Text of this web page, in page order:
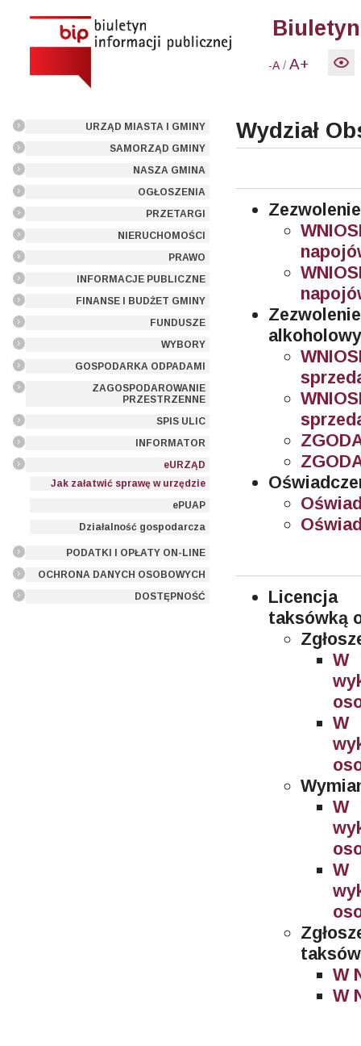
-A /A+
URZĄD MIASTA I GMINY
SAMORZĄD GMINY
NASZA GMINA
OGŁOSZENIA
PRZETARGI
NIERUCHOMOŚCI
PRAWO
INFORMACJE PUBLICZNE
FINANSE I BUDŻET GMINY
FUNDUSZE
WYBORY
GOSPODARKA ODPADAMI
ZAGOSPODAROWANIE
PRZESTRZENNE
SPIS ULIC
INFORMATOR
eURZĄD
Jak załatwić sprawę w urzędzie
ePUAP
Działalność gospodarcza
PODATKI I OPŁATY ON-LINE
OCHRONA DANYCH OSOBOWYCH
DOSTĘPNOŚĆ
Wydział
Licencja
taksówką
W
W
W
W
W
W